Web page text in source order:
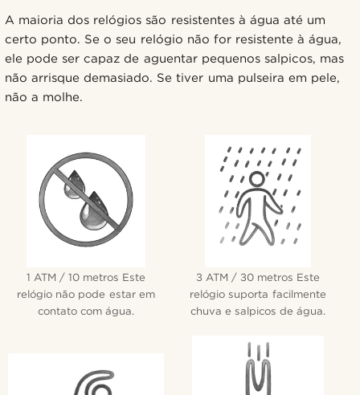
A maioria dos relógios são resistentes à água até um
certo ponto. Se o seu relógio não for resistente à água,
ele pode ser capaz de aguentar pequenos salpicos, mas
não arrisque demasiado. Se tiver uma pulseira em pele,
não a molhe.
1 ATM / 10 metros Este
relógio não pode estar em
contato com água.
3 ATM / 30 metros Este
relógio suporta facilmente
chuva e salpicos de água.